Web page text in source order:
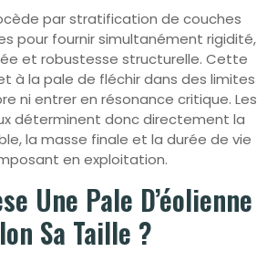
par stratification de couches
pour fournir simultanément rigidité,
et robustesse structurelle. Cette
à la pale de fléchir dans des limites
ni entrer en résonance critique. Les
déterminent donc directement la
la masse finale et la durée de vie
en exploitation.
Une Pale D’éolienne
Sa Taille ?